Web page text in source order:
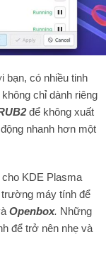
bạn, có nhiều tinh
chỉ dành riêng
để không xuất
nhanh hơn một
KDE Plasma
máy tính để
Openbox. Những
để trở nên nhẹ và